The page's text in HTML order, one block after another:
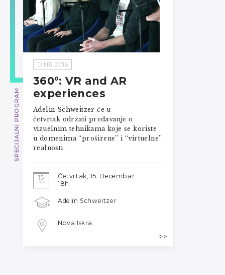
SPECIJALNI PROGRAM
DINR 2016
360°: VR and AR
experiences
Adelin Schweitzer će u
četvrtak održati predavanje o
vizuelnim tehnikama koje se koriste
u domenima “proširene” i “virtuelne”
realnosti.
15
DEC
Četvrtak, 15. Decembar
18h
Adelin Schweitzer
Nova Iskra